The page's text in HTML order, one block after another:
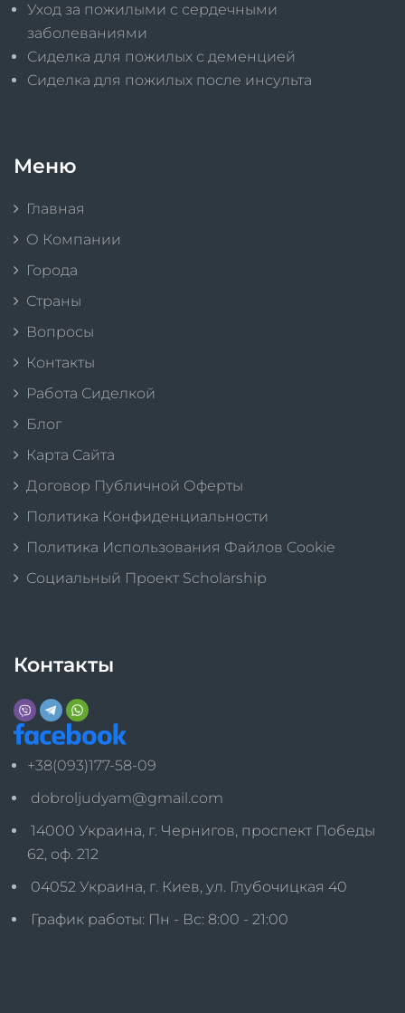
Уход за пожилыми с сердечными
заболеваниями
Сиделка для пожилых с деменцией
Сиделка для пожилых после инсульта
Меню
Главная
О Компании
Города
Страны
Вопросы
Контакты
Работа Сиделкой
Блог
Карта Сайта
Договор Публичной Оферты
Политика Конфиденциальности
Политика Использования Файлов Cookie
Социальный Проект Scholarship
Контакты
+38(093)177-58-09
dobroljudyam@gmail.com
14000 Украина, г. Чернигов, проспект Победы
62, оф. 212
04052 Украина, г. Киев, ул. Глубочицкая 40
График работы: Пн - Вс: 8:00 - 21:00